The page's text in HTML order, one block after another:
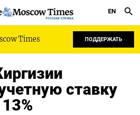
РУССКАЯ СЛУЖБА
EN
Times ПОДДЕРЖАТЬ
ставку